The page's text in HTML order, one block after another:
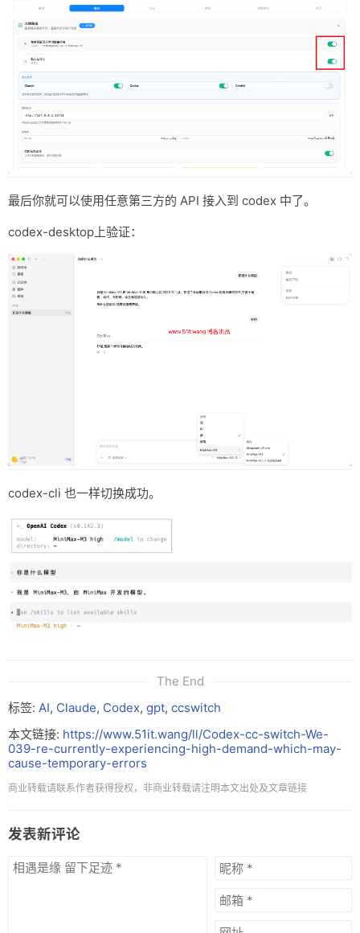
最后你就可以使用任意第三方的 API 接入到 codex 中了。
codex-desktop上验证：
codex-cli 也一样切换成功。
The End
标签: AI, Claude, Codex, gpt, ccswitch
本文链接: https://www.51it.wang/ll/Codex-cc-switch-We-
039-re-currently-experiencing-high-demand-which-may-
cause-temporary-errors
商业转载请联系作者获得授权，非商业转载请注明本文出处及文章链接
发表新评论